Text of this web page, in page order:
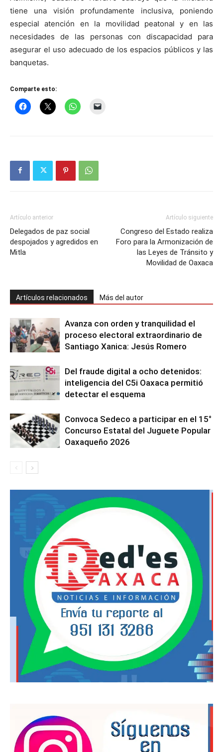
tiene una visión profundamente inclusiva, poniendo
especial atención en la movilidad peatonal y en las
necesidades de las personas con discapacidad para
asegurar el uso adecuado de los espacios públicos y las
banquetas.
Comparte esto:
Artículo anterior
Delegados de paz social
despojados y agredidos en
Mitla
Artículo siguiente
Congreso del Estado realiza
Foro para la Armonización de
las Leyes de Tránsito y
Movilidad de Oaxaca
Artículos relacionados Más del autor
Avanza con orden y tranquilidad el
proceso electoral extraordinario de
Santiago Xanica: Jesús Romero
Del fraude digital a ocho detenidos:
inteligencia del C5i Oaxaca permitió
detectar el esquema
Convoca Sedeco a participar en el 15°
Concurso Estatal del Juguete Popular
Oaxaqueño 2026